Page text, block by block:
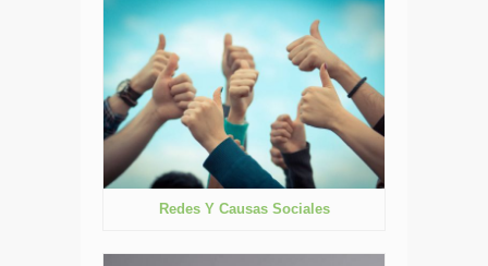
Redes Y Causas Sociales